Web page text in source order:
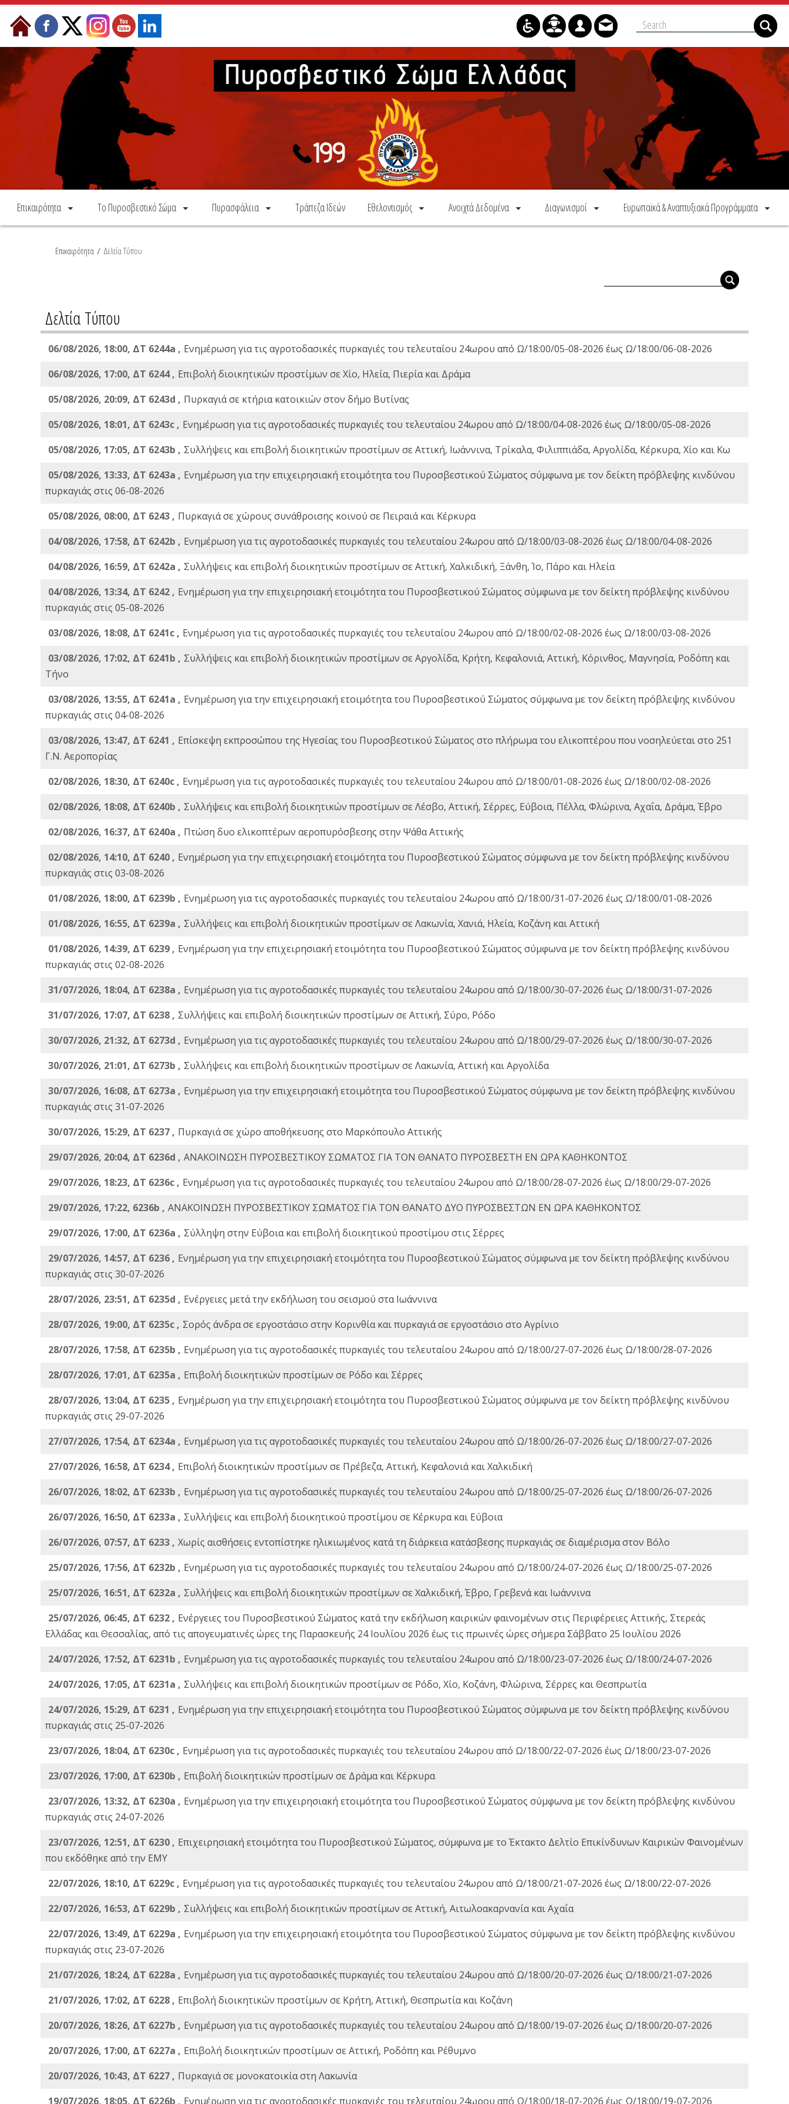
Skip to Content
Επικαιρότητα Το Πυροσβεστικό Σώμα Πυρασφάλεια Τράπεζα Ιδεών Εθελοντισμός Ανοιχτά Δεδομένα Διαγωνισμοί Ευρωπαϊκά & Αναπτυξιακά Προγράμματα
Επικαιρότητα / Δελτία Τύπου
Δελτία Τύπου
06/08/2026, 18:00, ΔΤ 6244a , Ενημέρωση για τις αγροτοδασικές πυρκαγιές του τελευταίου 24ωρου από Ω/18:00/05-08-2026 έως Ω/18:00/06-08-2026
06/08/2026, 17:00, ΔΤ 6244 , Επιβολή διοικητικών προστίμων σε Χίο, Ηλεία, Πιερία και Δράμα
05/08/2026, 20:09, ΔΤ 6243d , Πυρκαγιά σε κτήρια κατοικιών στον δήμο Βυτίνας
05/08/2026, 18:01, ΔΤ 6243c , Ενημέρωση για τις αγροτοδασικές πυρκαγιές του τελευταίου 24ωρου από Ω/18:00/04-08-2026 έως Ω/18:00/05-08-2026
05/08/2026, 17:05, ΔΤ 6243b , Συλλήψεις και επιβολή διοικητικών προστίμων σε Αττική, Ιωάννινα, Τρίκαλα, Φιλιππιάδα, Αργολίδα, Κέρκυρα, Χίο και Κω
05/08/2026, 13:33, ΔΤ 6243a , Ενημέρωση για την επιχειρησιακή ετοιμότητα του Πυροσβεστικού Σώματος σύμφωνα με τον δείκτη πρόβλεψης κινδύνου
πυρκαγιάς στις 06-08-2026
05/08/2026, 08:00, ΔΤ 6243 , Πυρκαγιά σε χώρους συνάθροισης κοινού σε Πειραιά και Κέρκυρα
04/08/2026, 17:58, ΔΤ 6242b , Ενημέρωση για τις αγροτοδασικές πυρκαγιές του τελευταίου 24ωρου από Ω/18:00/03-08-2026 έως Ω/18:00/04-08-2026
04/08/2026, 16:59, ΔΤ 6242a , Συλλήψεις και επιβολή διοικητικών προστίμων σε Αττική, Χαλκιδική, Ξάνθη, Ίο, Πάρο και Ηλεία
04/08/2026, 13:34, ΔΤ 6242 , Ενημέρωση για την επιχειρησιακή ετοιμότητα του Πυροσβεστικού Σώματος σύμφωνα με τον δείκτη πρόβλεψης κινδύνου
πυρκαγιάς στις 05-08-2026
03/08/2026, 18:08, ΔΤ 6241c , Ενημέρωση για τις αγροτοδασικές πυρκαγιές του τελευταίου 24ωρου από Ω/18:00/02-08-2026 έως Ω/18:00/03-08-2026
03/08/2026, 17:02, ΔΤ 6241b , Συλλήψεις και επιβολή διοικητικών προστίμων σε Αργολίδα, Κρήτη, Κεφαλονιά, Αττική, Κόρινθος, Μαγνησία, Ροδόπη και
Τήνο
03/08/2026, 13:55, ΔΤ 6241a , Ενημέρωση για την επιχειρησιακή ετοιμότητα του Πυροσβεστικού Σώματος σύμφωνα με τον δείκτη πρόβλεψης κινδύνου
πυρκαγιάς στις 04-08-2026
03/08/2026, 13:47, ΔΤ 6241 , Επίσκεψη εκπροσώπου της Ηγεσίας του Πυροσβεστικού Σώματος στο πλήρωμα του ελικοπτέρου που νοσηλεύεται στο 251
Γ.Ν. Αεροπορίας
02/08/2026, 18:30, ΔΤ 6240c , Ενημέρωση για τις αγροτοδασικές πυρκαγιές του τελευταίου 24ωρου από Ω/18:00/01-08-2026 έως Ω/18:00/02-08-2026
02/08/2026, 18:08, ΔΤ 6240b , Συλλήψεις και επιβολή διοικητικών προστίμων σε Λέσβο, Αττική, Σέρρες, Εύβοια, Πέλλα, Φλώρινα, Αχαΐα, Δράμα, Έβρο
02/08/2026, 16:37, ΔΤ 6240a , Πτώση δυο ελικοπτέρων αεροπυρόσβεσης στην Ψάθα Αττικής
02/08/2026, 14:10, ΔΤ 6240 , Ενημέρωση για την επιχειρησιακή ετοιμότητα του Πυροσβεστικού Σώματος σύμφωνα με τον δείκτη πρόβλεψης κινδύνου
πυρκαγιάς στις 03-08-2026
01/08/2026, 18:00, ΔΤ 6239b , Ενημέρωση για τις αγροτοδασικές πυρκαγιές του τελευταίου 24ωρου από Ω/18:00/31-07-2026 έως Ω/18:00/01-08-2026
01/08/2026, 16:55, ΔΤ 6239a , Συλλήψεις και επιβολή διοικητικών προστίμων σε Λακωνία, Χανιά, Ηλεία, Κοζάνη και Αττική
01/08/2026, 14:39, ΔΤ 6239 , Ενημέρωση για την επιχειρησιακή ετοιμότητα του Πυροσβεστικού Σώματος σύμφωνα με τον δείκτη πρόβλεψης κινδύνου
πυρκαγιάς στις 02-08-2026
31/07/2026, 18:04, ΔΤ 6238a , Ενημέρωση για τις αγροτοδασικές πυρκαγιές του τελευταίου 24ωρου από Ω/18:00/30-07-2026 έως Ω/18:00/31-07-2026
31/07/2026, 17:07, ΔΤ 6238 , Συλλήψεις και επιβολή διοικητικών προστίμων σε Αττική, Σύρο, Ρόδο
30/07/2026, 21:32, ΔΤ 6273d , Ενημέρωση για τις αγροτοδασικές πυρκαγιές του τελευταίου 24ωρου από Ω/18:00/29-07-2026 έως Ω/18:00/30-07-2026
30/07/2026, 21:01, ΔΤ 6273b , Συλλήψεις και επιβολή διοικητικών προστίμων σε Λακωνία, Αττική και Αργολίδα
30/07/2026, 16:08, ΔΤ 6273a , Ενημέρωση για την επιχειρησιακή ετοιμότητα του Πυροσβεστικού Σώματος σύμφωνα με τον δείκτη πρόβλεψης κινδύνου
πυρκαγιάς στις 31-07-2026
30/07/2026, 15:29, ΔΤ 6237 , Πυρκαγιά σε χώρο αποθήκευσης στο Μαρκόπουλο Αττικής
29/07/2026, 20:04, ΔΤ 6236d , ΑΝΑΚΟΙΝΩΣΗ ΠΥΡΟΣΒΕΣΤΙΚΟΥ ΣΩΜΑΤΟΣ ΓΙΑ ΤΟΝ ΘΑΝΑΤΟ ΠΥΡΟΣΒΕΣΤΗ ΕΝ ΩΡΑ ΚΑΘΗΚΟΝΤΟΣ
29/07/2026, 18:23, ΔΤ 6236c , Ενημέρωση για τις αγροτοδασικές πυρκαγιές του τελευταίου 24ωρου από Ω/18:00/28-07-2026 έως Ω/18:00/29-07-2026
29/07/2026, 17:22, 6236b , ΑΝΑΚΟΙΝΩΣΗ ΠΥΡΟΣΒΕΣΤΙΚΟΥ ΣΩΜΑΤΟΣ ΓΙΑ ΤΟΝ ΘΑΝΑΤΟ ΔΥΟ ΠΥΡΟΣΒΕΣΤΩΝ ΕΝ ΩΡΑ ΚΑΘΗΚΟΝΤΟΣ
29/07/2026, 17:00, ΔΤ 6236a , Σύλληψη στην Εύβοια και επιβολή διοικητικού προστίμου στις Σέρρες
29/07/2026, 14:57, ΔΤ 6236 , Ενημέρωση για την επιχειρησιακή ετοιμότητα του Πυροσβεστικού Σώματος σύμφωνα με τον δείκτη πρόβλεψης κινδύνου
πυρκαγιάς στις 30-07-2026
28/07/2026, 23:51, ΔΤ 6235d , Ενέργειες μετά την εκδήλωση του σεισμού στα Ιωάννινα
28/07/2026, 19:00, ΔΤ 6235c , Σορός άνδρα σε εργοστάσιο στην Κορινθία και πυρκαγιά σε εργοστάσιο στο Αγρίνιο
28/07/2026, 17:58, ΔΤ 6235b , Ενημέρωση για τις αγροτοδασικές πυρκαγιές του τελευταίου 24ωρου από Ω/18:00/27-07-2026 έως Ω/18:00/28-07-2026
28/07/2026, 17:01, ΔΤ 6235a , Eπιβολή διοικητικών προστίμων σε Ρόδο και Σέρρες
28/07/2026, 13:04, ΔΤ 6235 , Ενημέρωση για την επιχειρησιακή ετοιμότητα του Πυροσβεστικού Σώματος σύμφωνα με τον δείκτη πρόβλεψης κινδύνου
πυρκαγιάς στις 29-07-2026
27/07/2026, 17:54, ΔΤ 6234a , Ενημέρωση για τις αγροτοδασικές πυρκαγιές του τελευταίου 24ωρου από Ω/18:00/26-07-2026 έως Ω/18:00/27-07-2026
27/07/2026, 16:58, ΔΤ 6234 , Eπιβολή διοικητικών προστίμων σε Πρέβεζα, Αττική, Κεφαλονιά και Χαλκιδική
26/07/2026, 18:02, ΔΤ 6233b , Ενημέρωση για τις αγροτοδασικές πυρκαγιές του τελευταίου 24ωρου από Ω/18:00/25-07-2026 έως Ω/18:00/26-07-2026
26/07/2026, 16:50, ΔΤ 6233a , Συλλήψεις και επιβολή διοικητικού προστίμου σε Κέρκυρα και Εύβοια
26/07/2026, 07:57, ΔΤ 6233 , Χωρίς αισθήσεις εντοπίστηκε ηλικιωμένος κατά τη διάρκεια κατάσβεσης πυρκαγιάς σε διαμέρισμα στον Βόλο
25/07/2026, 17:56, ΔΤ 6232b , Ενημέρωση για τις αγροτοδασικές πυρκαγιές του τελευταίου 24ωρου από Ω/18:00/24-07-2026 έως Ω/18:00/25-07-2026
25/07/2026, 16:51, ΔΤ 6232a , Συλλήψεις και επιβολή διοικητικών προστίμων σε Χαλκιδική, Έβρο, Γρεβενά και Ιωάννινα
25/07/2026, 06:45, ΔΤ 6232 , Ενέργειες του Πυροσβεστικού Σώματος κατά την εκδήλωση καιρικών φαινομένων στις Περιφέρειες Αττικής, Στερεάς
Ελλάδας και Θεσσαλίας, από τις απογευματινές ώρες της Παρασκευής 24 Ιουλίου 2026 έως τις πρωινές ώρες σήμερα Σάββατο 25 Ιουλίου 2026
24/07/2026, 17:52, ΔΤ 6231b , Ενημέρωση για τις αγροτοδασικές πυρκαγιές του τελευταίου 24ωρου από Ω/18:00/23-07-2026 έως Ω/18:00/24-07-2026
24/07/2026, 17:05, ΔΤ 6231a , Συλλήψεις και επιβολή διοικητικών προστίμων σε Ρόδο, Χίο, Κοζάνη, Φλώρινα, Σέρρες και Θεσπρωτία
24/07/2026, 15:29, ΔΤ 6231 , Ενημέρωση για την επιχειρησιακή ετοιμότητα του Πυροσβεστικού Σώματος σύμφωνα με τον δείκτη πρόβλεψης κινδύνου
πυρκαγιάς στις 25-07-2026
23/07/2026, 18:04, ΔΤ 6230c , Ενημέρωση για τις αγροτοδασικές πυρκαγιές του τελευταίου 24ωρου από Ω/18:00/22-07-2026 έως Ω/18:00/23-07-2026
23/07/2026, 17:00, ΔΤ 6230b , Επιβολή διοικητικών προστίμων σε Δράμα και Κέρκυρα
23/07/2026, 13:32, ΔΤ 6230a , Ενημέρωση για την επιχειρησιακή ετοιμότητα του Πυροσβεστικού Σώματος σύμφωνα με τον δείκτη πρόβλεψης κινδύνου
πυρκαγιάς στις 24-07-2026
23/07/2026, 12:51, ΔΤ 6230 , Επιχειρησιακή ετοιμότητα του Πυροσβεστικού Σώματος, σύμφωνα με το Έκτακτο Δελτίο Επικίνδυνων Καιρικών Φαινομένων
που εκδόθηκε από την ΕΜΥ
22/07/2026, 18:10, ΔΤ 6229c , Ενημέρωση για τις αγροτοδασικές πυρκαγιές του τελευταίου 24ωρου από Ω/18:00/21-07-2026 έως Ω/18:00/22-07-2026
22/07/2026, 16:53, ΔΤ 6229b , Σuλλήψεις και επιβολή διοικητικών προστίμων σε Αττική, Αιτωλοακαρνανία και Αχαΐα
22/07/2026, 13:49, ΔΤ 6229a , Ενημέρωση για την επιχειρησιακή ετοιμότητα του Πυροσβεστικού Σώματος σύμφωνα με τον δείκτη πρόβλεψης κινδύνου
πυρκαγιάς στις 23-07-2026
21/07/2026, 18:24, ΔΤ 6228a , Ενημέρωση για τις αγροτοδασικές πυρκαγιές του τελευταίου 24ωρου από Ω/18:00/20-07-2026 έως Ω/18:00/21-07-2026
21/07/2026, 17:02, ΔΤ 6228 , Επιβολή διοικητικών προστίμων σε Κρήτη, Αττική, Θεσπρωτία και Κοζάνη
20/07/2026, 18:26, ΔΤ 6227b , Ενημέρωση για τις αγροτοδασικές πυρκαγιές του τελευταίου 24ωρου από Ω/18:00/19-07-2026 έως Ω/18:00/20-07-2026
20/07/2026, 17:00, ΔΤ 6227a , Επιβολή διοικητικών προστίμων σε Αττική, Ροδόπη και Ρέθυμνο
20/07/2026, 10:43, ΔΤ 6227 , Πυρκαγιά σε μονοκατοικία στη Λακωνία
19/07/2026, 18:05, ΔΤ 6226b , Ενημέρωση για τις αγροτοδασικές πυρκαγιές του τελευταίου 24ωρου από Ω/18:00/18-07-2026 έως Ω/18:00/19-07-2026